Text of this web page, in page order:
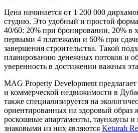
Цена начинается от 1 200 000
студию. Это удобный и простой
40/60: 20% при бронировании, 20% в
первыми 4 платежами и 60% при
завершения строительства. Такой
планированию денежных потоков и
уверенность в достижении важных
MAG Property Development
и коммерческой недвижимости в
также специализируется на
ориентированных на здоровый образ
роскошные апартаменты, таунхаусы
знаковыми из них являются Keturah